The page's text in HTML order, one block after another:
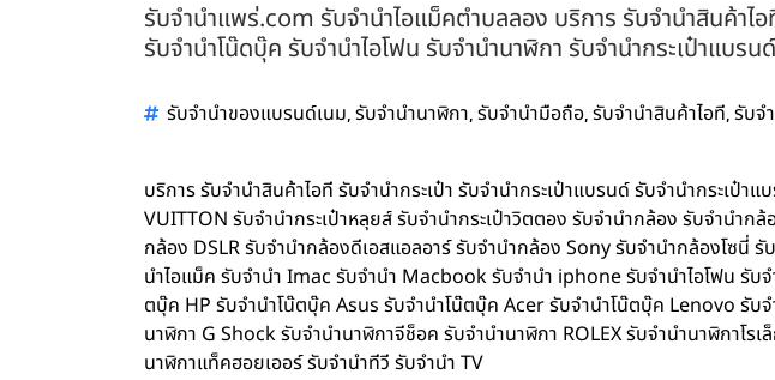
รับจํานําแพร่.com รับจำนำไอแม็คตำบลลอง บริการ รับจำนำสินค้า
รับจำนำโน๊ดบุ๊ค รับจำนำไอโฟน รับจำนำนาฬิกา รับจำนำกระเป๋าแบรน
รับจำนำของแบรนด์เนม,รับจำนำนาฬิกา,รับจำนำมือถือ,รับจำนำสินค้าไอที,รับจ
บริการ รับจำนำสินค้าไอที รับจำนำกระเป๋า รับจำนำกระเป๋าแบรนด์ รับจำนำกระเป๋า
VUITTON รับจำนำกระเป๋าหลุยส์ รับจำนำกระเป๋าวิตตอง รับจำนำกล้อง รับจำน
กล้อง DSLR รับจำนำกล้องดีเอสแอลอาร์ รับจำนำกล้อง Sony รับจำนำกล้องโซ
นำไอแม็ค รับจำนำ Imac รับจำนำ Macbook รับจำนำ iphone รับจำนำไอโฟน รั
ตบุ๊ค HP รับจำนำโน๊ตบุ๊ค Asus รับจำนำโน๊ตบุ๊ค Acer รับจำนำโน๊ตบุ๊ค Lenovo รั
นาฬิกา G Shock รับจำนำนาฬิกาจีช็อค รับจำนำนาฬิกา ROLEX รับจำนำนาฬิกาโ
นาฬิกาแท็คฮอยเออร์ รับจำนำทีวี รับจำนำ TV